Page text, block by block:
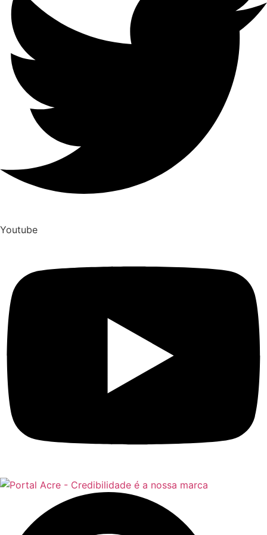
Youtube